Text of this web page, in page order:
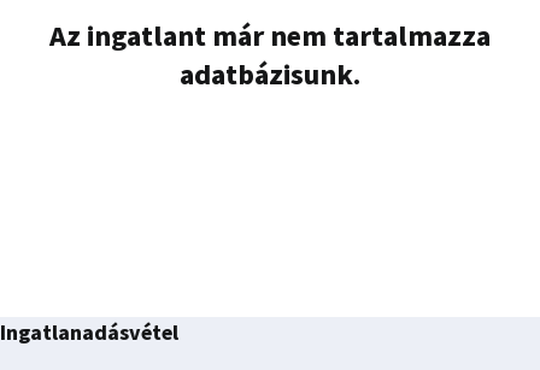
Az ingatlant már nem tartalmazza
adatbázisunk.
Ingatlanadásvétel